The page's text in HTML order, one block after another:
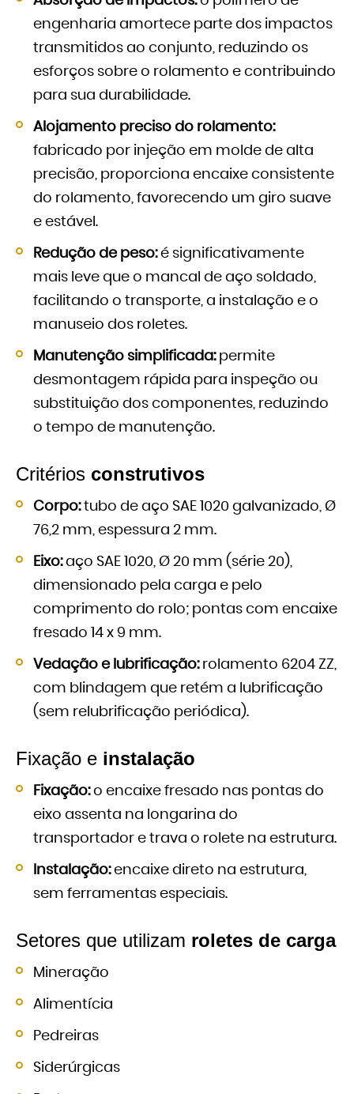
engenharia amortece parte dos impactos
transmitidos ao conjunto, reduzindo os
esforços sobre o rolamento e contribuindo
para sua durabilidade.
Alojamento preciso do rolamento:
fabricado por injeção em molde de alta
precisão, proporciona encaixe consistente
do rolamento, favorecendo um giro suave
e estável.
Redução de peso:é significativamente
mais leve que o mancal de aço soldado,
facilitando o transporte, a instalação e o
manuseio dos roletes.
Manutenção simplificada:permite
desmontagem rápida para inspeção ou
substituição dos componentes, reduzindo
o tempo de manutenção.
Critérios construtivos
Corpo:tubo de aço SAE 1020 galvanizado, Ø
76,2 mm, espessura 2 mm.
Eixo:aço SAE 1020, Ø 20 mm (série 20),
dimensionado pela carga e pelo
comprimento do rolo; pontas com encaixe
fresado 14 x 9 mm.
Vedação e lubrificação:rolamento 6204 ZZ,
com blindagem que retém a lubrificação
(sem relubrificação periódica).
Fixação e instalação
Fixação:o encaixe fresado nas pontas do
eixo assenta na longarina do
transportador e trava o rolete na estrutura.
Instalação:encaixe direto na estrutura,
sem ferramentas especiais.
Setores que utilizam roletes de carga
Mineração
Alimentícia
Pedreiras
Siderúrgicas